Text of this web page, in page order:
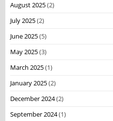
August 2025(2)
July 2025(2)
June 2025(5)
May 2025(3)
March 2025(1)
January 2025(2)
December 2024(2)
September 2024(1)